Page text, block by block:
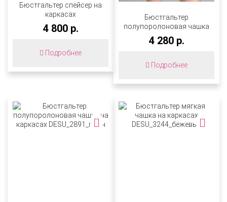
Бюстгальтер спейсер на
каркасах
DESU_3735_молоко
4 800 р.
Подробнее
Бюстгальтер
полупоролоновая чашка
на каркасах
DESU_2891_черный
4 280 р.
Подробнее